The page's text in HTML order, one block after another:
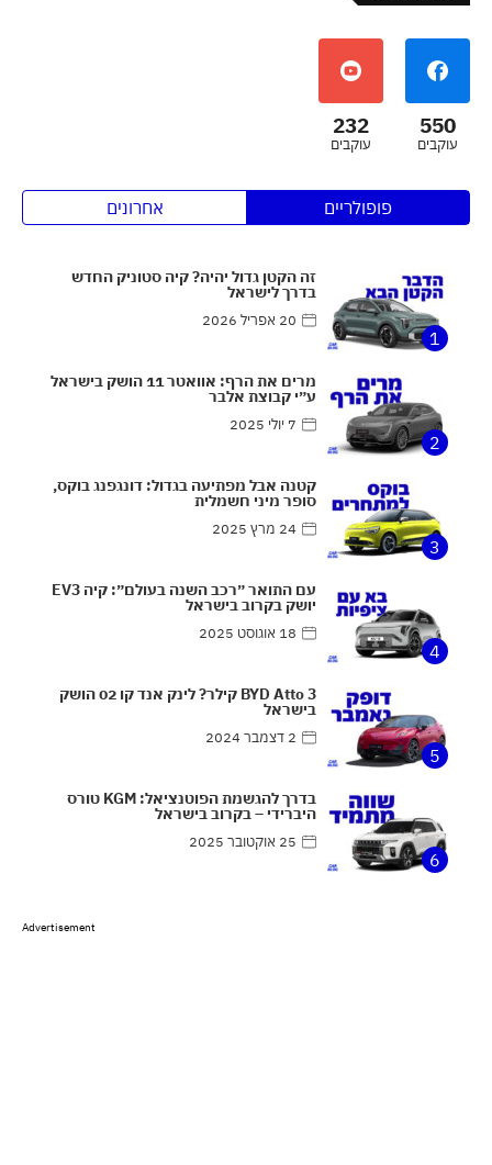
550
עוקבים
232
עוקבים
פופולריים אחרונים
1
זה הקטן גדול יהיה? קיה סטוניק החדש
בדרך לישראל
20 אפריל 2026
2
מרים את הרף: אוואטר 11 הושק בישראל
ע״י קבוצת אלבר
7 יולי 2025
3
קטנה אבל מפתיעה בגדול: דונגפנג בוקס,
סופר מיני חשמלית
24 מרץ 2025
4
עם התואר ״רכב השנה בעולם״: קיה EV3
יושק בקרוב בישראל
18 אוגוסט 2025
5
BYD Atto 3 קילר? לינק אנד קו 02 הושק
בישראל
2 דצמבר 2024
6
בדרך להגשמת הפוטנציאל: KGM טורס
היברידי – בקרוב בישראל
25 אוקטובר 2025
Advertisement